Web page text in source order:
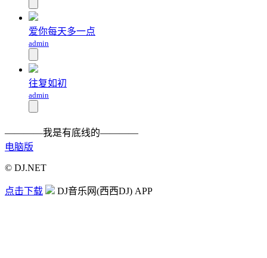
爱你每天多一点
admin
往复如初
admin
————我是有底线的————
电脑版
© DJ.NET
点击下载 DJ音乐网(西西DJ) APP